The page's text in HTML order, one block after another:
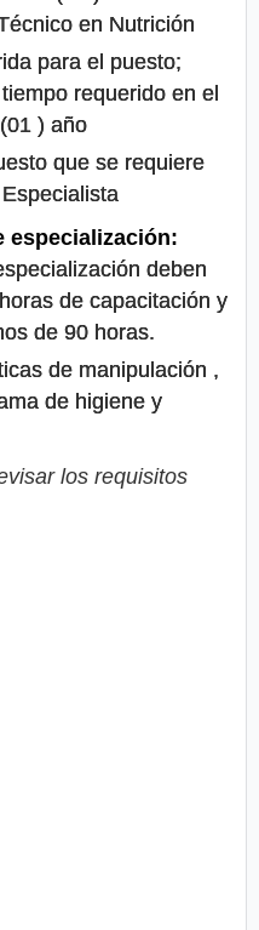
en Nutrición
para el puesto;
requerido en el
) año
que se requiere
especialización:
deben
de capacitación y
de 90 horas.
de manipulación ,
de higiene y
los requisitos